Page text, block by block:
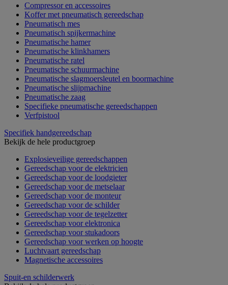
Compressor en accessoires
Koffer met pneumatisch gereedschap
Pneumatisch mes
Pneumatisch spijkermachine
Pneumatische hamer
Pneumatische klinkhamers
Pneumatische ratel
Pneumatische schuurmachine
Pneumatische slagmoersleutel en boormachine
Pneumatische slijpmachine
Pneumatische zaag
Specifieke pneumatische gereedschappen
Verfpistool
Specifiek handgereedschap
Bekijk de hele productgroep
Explosieveilige gereedschappen
Gereedschap voor de elektricien
Gereedschap voor de loodgieter
Gereedschap voor de metselaar
Gereedschap voor de monteur
Gereedschap voor de schilder
Gereedschap voor de tegelzetter
Gereedschap voor elektronica
Gereedschap voor stukadoors
Gereedschap voor werken op hoogte
Luchtvaart gereedschap
Magnetische accessoires
Spuit-en schilderwerk